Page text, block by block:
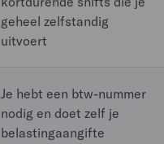
geheel zelfstandig
uitvoert
Je hebt een btw-nummer
nodig en doet zelf je
belastingaangifte